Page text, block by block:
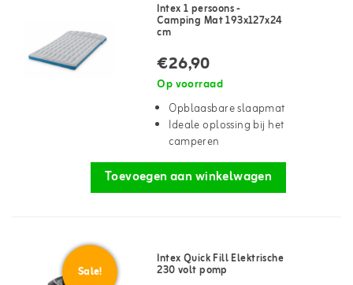
Intex 1 persoons -
Camping Mat 193x127x24
cm
€26,90
Op voorraad
Opblaasbare slaapmat
Ideale oplossing bij het
camperen
Toevoegen aan winkelwagen
Sale!
Intex Quick Fill Elektrische
230 volt pomp